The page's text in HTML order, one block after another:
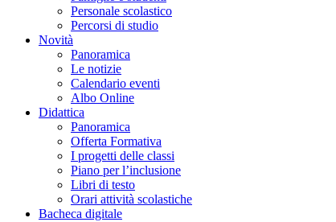
Personale scolastico
Percorsi di studio
Novità
Panoramica
Le notizie
Calendario eventi
Albo Online
Didattica
Panoramica
Offerta Formativa
I progetti delle classi
Piano per l’inclusione
Libri di testo
Orari attività scolastiche
Bacheca digitale